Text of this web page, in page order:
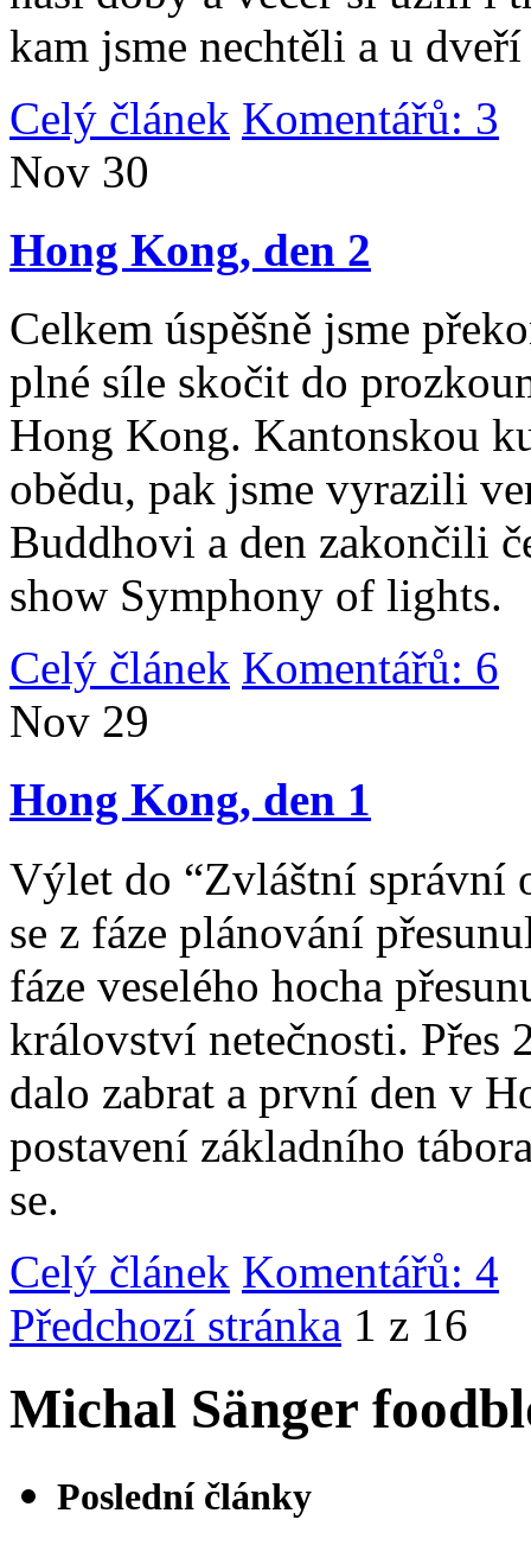
kam jsme nechtěli a u
Celý článek Komentářů: 3
Nov 30
Hong Kong, den 2
Celkem úspěšně jsme
plné síle skočit do
Hong Kong. Kantonskou
obědu, pak jsme vyrazili
Buddhovi a den zakončili
show Symphony of lights.
Celý článek Komentářů: 6
Nov 29
Hong Kong, den 1
Výlet do “Zvláštní správní
se z fáze plánování
fáze veselého hocha
království netečnosti. Přes
dalo zabrat a první den v
postavení základního
se.
Celý článek Komentářů: 4
Předchozí stránka 1 z 16
Michal Sänger
Poslední články